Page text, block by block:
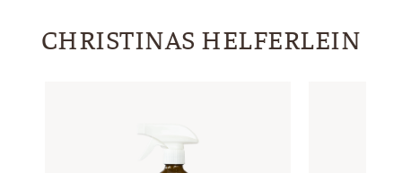
CHRISTINAS HELFERLEIN